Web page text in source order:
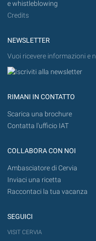
e whistleblowing
Credits
NEWSLETTER
Vuoi ricevere informazioni e
RIMANI IN CONTATTO
Scarica una brochure
Contatta l'ufficio IAT
COLLABORA CON NOI
Ambasciatore di Cervia
Inviaci una ricetta
Raccontaci la tua vacanza
SEGUICI
VISIT CERVIA